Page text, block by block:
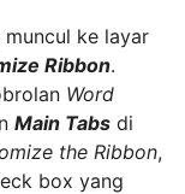
muncul ke layar
Ribbon.
Word
Main Tabs di
the Ribbon,
box yang